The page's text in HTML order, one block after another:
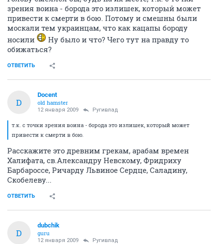
зрения воина - борода это излишек, который может
привести к смерти в бою. Потому и смешны были
москали тем украинцам, что как кацапы бороду
носили
Ну было и что? Чего тут на правду то
обижаться?
ОТВЕТИТЬ
D
Docent
old hamster
12 января 2009 Ругивлад
т.к. с точки зрения воина - борода это излишек, который может
привести к смерти в бою.
Расскажите это древним грекам, арабам времен
Халифата, св.Александру Невскому, Фридриху
Барбароссе, Ричарду Львиное Сердце, Саладину,
Скобелеву...
ОТВЕТИТЬ
D
dubchik
guru
12 января 2009 Ругивлад